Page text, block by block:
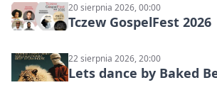
20 sierpnia 2026, 00:00
Tczew GospelFest 2026
22 sierpnia 2026, 20:00
Lets dance by Baked